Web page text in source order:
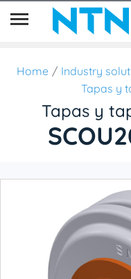
Home Industry
Tapas y
Tapas y